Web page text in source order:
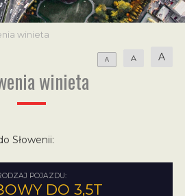
winieta
A A A
winieta
Słowenii:
POJAZDU:
DO 3,5T